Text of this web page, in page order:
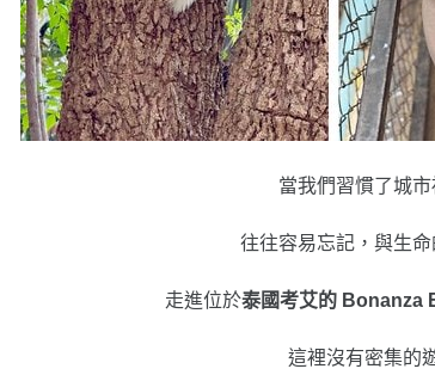
當我們習慣了城
往往容易忘記，與生
走進位於泰國考艾的 Bonanza
這裡沒有密集的